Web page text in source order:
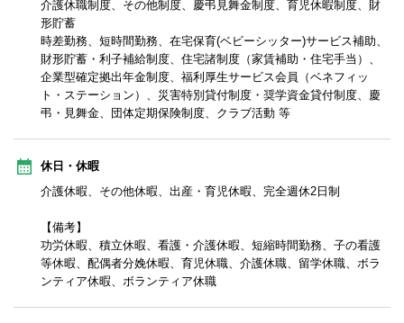
介護休職制度、その他制度、慶弔見舞金制度、育児休暇制度、財
形貯蓄
時差勤務、短時間勤務、在宅保育(ベビーシッター)サービス補助、
財形貯蓄・利子補給制度、住宅諸制度（家賃補助・住宅手当）、
企業型確定拠出年金制度、福利厚生サービス会員（ベネフィッ
ト・ステーション）、災害特別貸付制度・奨学資金貸付制度、慶
弔・見舞金、団体定期保険制度、クラブ活動 等
休日・休暇
介護休暇、その他休暇、出産・育児休暇、完全週休2日制
【備考】
功労休暇、積立休暇、看護・介護休暇、短縮時間勤務、子の看護
等休暇、配偶者分娩休暇、育児休職、介護休職、留学休職、ボラ
ンティア休暇、ボランティア休職